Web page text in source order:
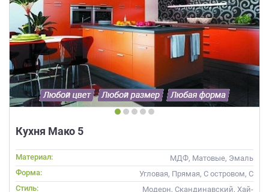
Кухня Мако 5
Материал:
МДФ, Матовые, Эмаль
Форма:
Угловая, Прямая, С островом, С
барной стойкой
Стиль:
Модерн, Скандинавский, Хай-
условиях
Политики
обработки
персональных
данных.